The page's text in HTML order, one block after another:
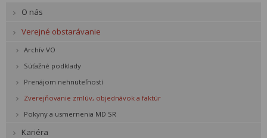
O nás
Verejné obstarávanie
Archív VO
Súťažné podklady
Prenájom nehnuteľností
Zverejňovanie zmlúv, objednávok a faktúr
Pokyny a usmernenia MD SR
Kariéra